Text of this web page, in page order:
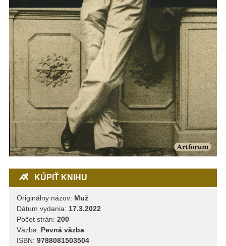
KÚPIŤ KNIHU
Originálny názov: Muž
Dátum vydania: 17.3.2022
Počet strán: 200
Väzba: Pevná väzba
ISBN: 9788081503504